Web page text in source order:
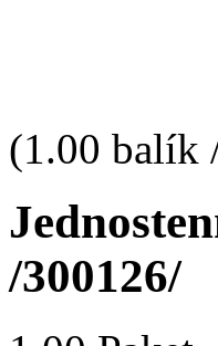
(1.00 balík
/300126/